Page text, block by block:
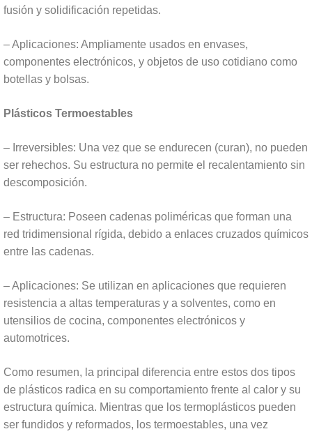
fusión y solidificación repetidas.
– Aplicaciones: Ampliamente usados en envases,
componentes electrónicos, y objetos de uso cotidiano como
botellas y bolsas.
Plásticos Termoestables
– Irreversibles: Una vez que se endurecen (curan), no pueden
ser rehechos. Su estructura no permite el recalentamiento sin
descomposición.
– Estructura: Poseen cadenas poliméricas que forman una
red tridimensional rígida, debido a enlaces cruzados químicos
entre las cadenas.
– Aplicaciones: Se utilizan en aplicaciones que requieren
resistencia a altas temperaturas y a solventes, como en
utensilios de cocina, componentes electrónicos y
automotrices.
Como resumen, la principal diferencia entre estos dos tipos
de plásticos radica en su comportamiento frente al calor y su
estructura química. Mientras que los termoplásticos pueden
ser fundidos y reformados, los termoestables, una vez